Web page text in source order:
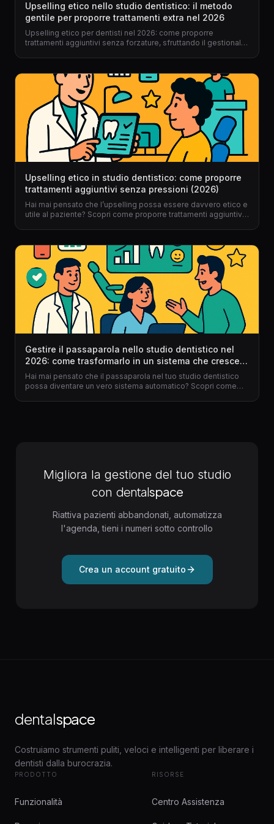
Upselling etico nello studio dentistico: il metodo
gentile per proporre trattamenti extra nel 2026
Upselling etico per dentisti nel 2026: come proporre
trattamenti aggiuntivi senza forzature, sfruttando il gestionale
Upselling etico in studio dentistico: come proporre
trattamenti aggiuntivi senza pressioni (2026)
Hai mai pensato che l’upselling possa essere davvero etico e
utile al paziente? Scopri come proporre trattamenti aggiuntivi
Gestire il passaparola nello studio dentistico nel
2026: come trasformarlo in un sistema che cresce
da solo
Hai mai pensato che il passaparola nel tuo studio dentistico
possa diventare un vero sistema automatico? Scopri come
Migliora la gestione del tuo studio
con dentalspace
Riattiva pazienti abbandonati, automatizza
l'agenda, tieni i numeri sotto controllo
Crea un account gratuito
dentalspace
Costruiamo strumenti puliti, veloci e intelligenti per liberare i
dentisti dalla burocrazia.
PRODOTTO
Funzionalità
RISORSE
Centro Assistenza